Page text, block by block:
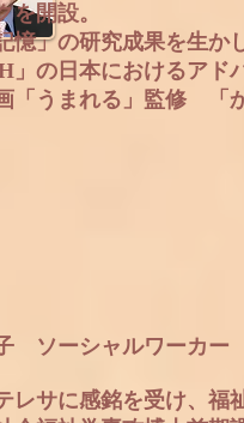
を開設。
憶」の研究成果を生か
」の日本におけるアド
「うまれる」監修 「
ソーシャルワーカー
レサに感銘を受け、福